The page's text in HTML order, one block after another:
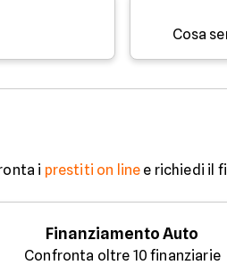
Cosa
i prestiti on line e richiedi il
Finanziamento Auto
Confronta oltre 10 finanziarie